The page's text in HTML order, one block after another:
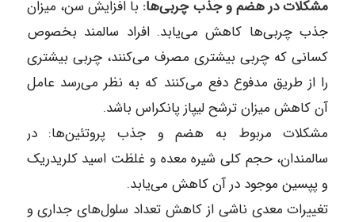
مشکلات در هضم و جذب چربی‌ها: با افزایش سن، میزان
جذب چربی‌ها کاهش می‌‎یابد. افراد سالمند بخصوص
کسانی که چربی بیشتری مصرف می‌‎کنند، چربی بیشتری
را از طریق مدفوع دفع می‌‎کنند که به نظر می‌‎رسد عامل
آن کاهش میزان ترشح لیپاز پانکراس باشد.
مشکلات مربوط به هضم و جذب پروتئین‌ها: در
سالمندان، حجم کلی شیره معده و غلظت اسید کلریدریک
و پپسین موجود در آن کاهش می‌‎یابد.
تغییرات معدی ناشی از کاهش تعداد سلول‏‌های جداری و